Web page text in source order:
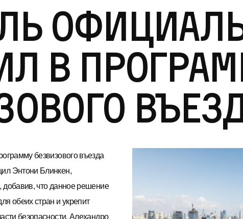
в
безвизового въезда
Энтони Блинкен,
что данное решение
обеих стран и укрепит
безопасности. Алехандро